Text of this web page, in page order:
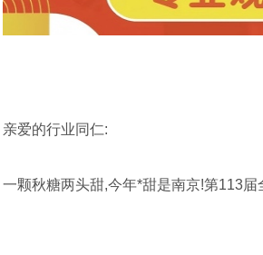
亲爱的行业同仁:
一颗秋糖两头甜,今年*甜是南京!第113